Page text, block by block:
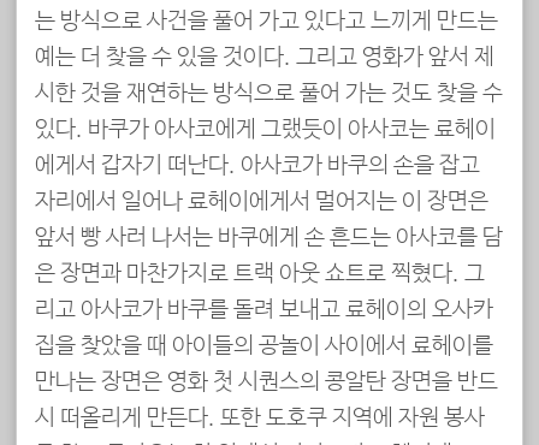
는 방식으로 사건을 풀어 가고 있다고 느끼게 만드는
예는 더 찾을 수 있을 것이다. 그리고 영화가 앞서 제
시한 것을 재연하는 방식으로 풀어 가는 것도 찾을 수
있다. 바쿠가 아사코에게 그랬듯이 아사코는 료헤이
에게서 갑자기 떠난다. 아사코가 바쿠의 손을 잡고
자리에서 일어나 료헤이에게서 멀어지는 이 장면은
앞서 빵 사러 나서는 바쿠에게 손 흔드는 아사코를 담
은 장면과 마찬가지로 트랙 아웃 쇼트로 찍혔다. 그
리고 아사코가 바쿠를 돌려 보내고 료헤이의 오사카
집을 찾았을 때 아이들의 공놀이 사이에서 료헤이를
만나는 장면은 영화 첫 시퀀스의 콩알탄 장면을 반드
시 떠올리게 만든다. 또한 도호쿠 지역에 자원 봉사